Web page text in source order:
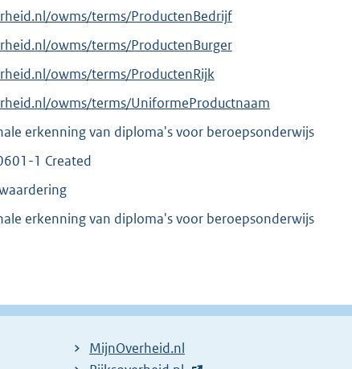
owms/terms/ProductenBedrijf
owms/terms/ProductenBurger
owms/terms/ProductenRijk
owms/terms/UniformeProductnaam
erkenning van diploma's voor beroepsonderwijs
1 Created
erkenning van diploma's voor beroepsonderwijs
MijnOverheid.nl